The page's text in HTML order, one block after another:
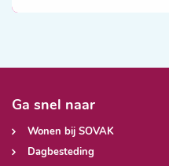
Ga snel naar
Wonen bij SOVAK
Dagbesteding